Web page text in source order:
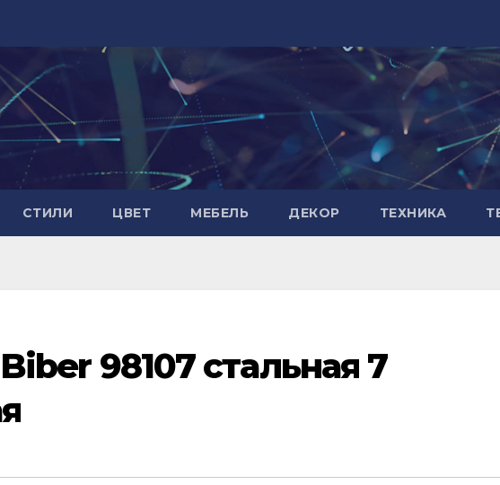
СТИЛИ ЦВЕТ МЕБЕЛЬ ДЕКОР ТЕХНИКА
98107 стальная 7